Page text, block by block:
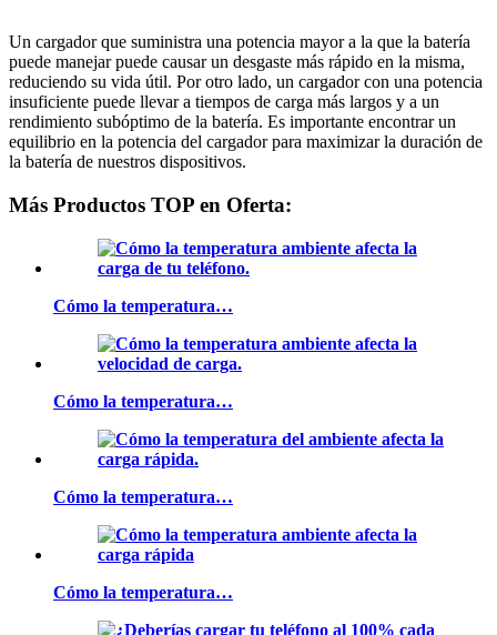
Un cargador que suministra una potencia mayor a la que la batería
puede manejar puede causar un desgaste más rápido en la misma,
reduciendo su vida útil. Por otro lado, un cargador con una potencia
insuficiente puede llevar a tiempos de carga más largos y a un
rendimiento subóptimo de la batería. Es importante encontrar un
equilibrio en la potencia del cargador para maximizar la duración de
la batería de nuestros dispositivos.
Más Productos TOP en Oferta:
Cómo la temperatura…
Cómo la temperatura…
Cómo la temperatura…
Cómo la temperatura…